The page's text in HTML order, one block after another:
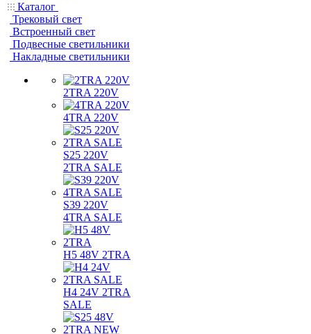
Каталог
Трековый свет
Встроенный свет
Подвесные светильники
Накладные светильники
2TRA 220V
4TRA 220V
S25 220V
2TRA SALE
S39 220V
4TRA SALE
H5 48V 2TRA
H4 24V 2TRA
SALE